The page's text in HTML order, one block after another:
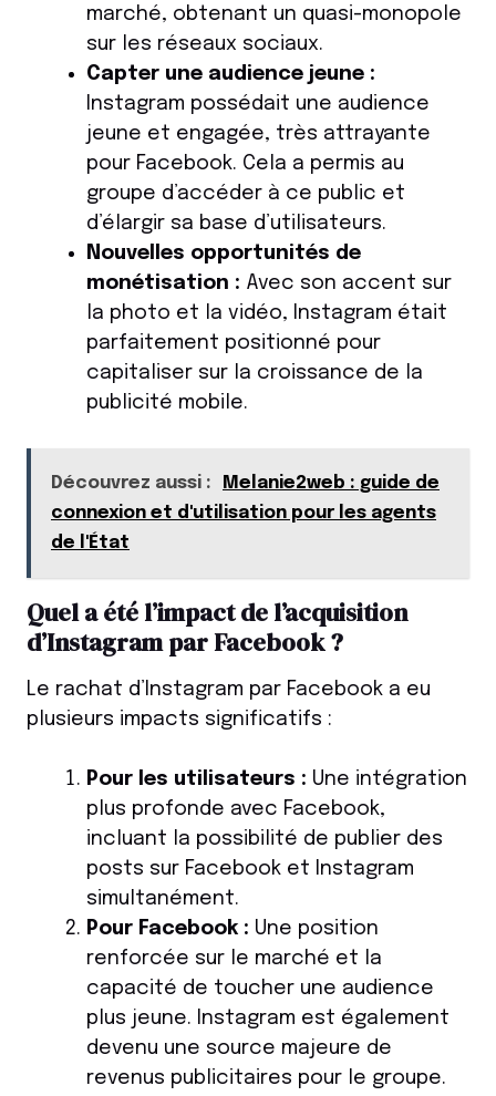
marché, obtenant un quasi-monopole
sur les réseaux sociaux.
Capter une audience jeune :
Instagram possédait une audience
jeune et engagée, très attrayante
pour Facebook. Cela a permis au
groupe d’accéder à ce public et
d’élargir sa base d’utilisateurs.
Nouvelles opportunités de
monétisation : Avec son accent sur
la photo et la vidéo, Instagram était
parfaitement positionné pour
capitaliser sur la croissance de la
publicité mobile.
Découvrez aussi :
Melanie2web : guide de
connexion et d'utilisation pour les agents
de l'État
Quel a été l’impact de l’acquisition
d’Instagram par Facebook ?
Le rachat d’Instagram par Facebook a eu
plusieurs impacts significatifs :
Pour les utilisateurs : Une intégration
plus profonde avec Facebook,
incluant la possibilité de publier des
posts sur Facebook et Instagram
simultanément.
Pour Facebook : Une position
renforcée sur le marché et la
capacité de toucher une audience
plus jeune. Instagram est également
devenu une source majeure de
revenus publicitaires pour le groupe.